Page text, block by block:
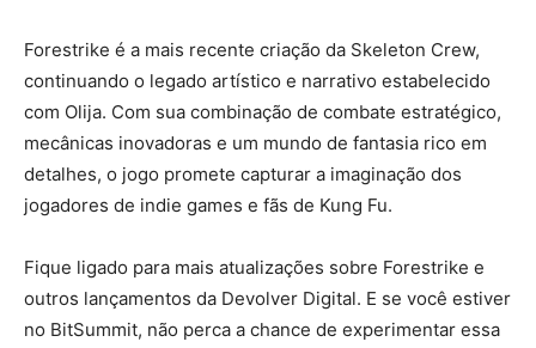
Forestrike é a mais recente criação da Skeleton Crew,
continuando o legado artístico e narrativo estabelecido
com Olija. Com sua combinação de combate estratégico,
mecânicas inovadoras e um mundo de fantasia rico em
detalhes, o jogo promete capturar a imaginação dos
jogadores de indie games e fãs de Kung Fu.
Fique ligado para mais atualizações sobre Forestrike e
outros lançamentos da Devolver Digital. E se você estiver
no BitSummit, não perca a chance de experimentar essa